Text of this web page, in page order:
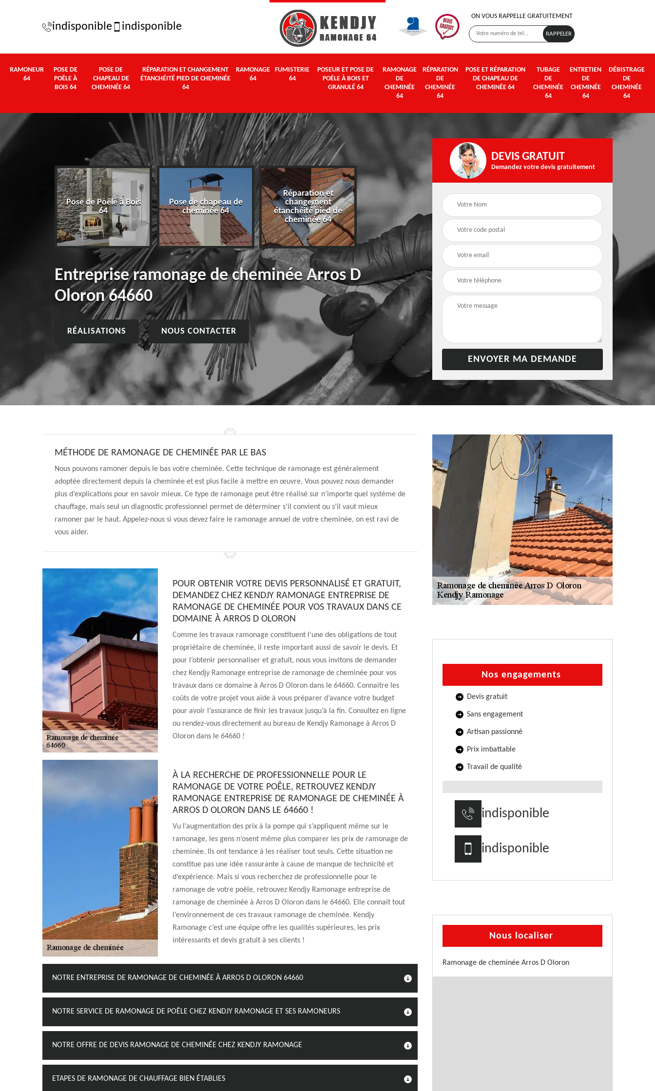
indisponible indisponible
ON VOUS RAPPELLE GRATUITEMENT
RAMONEUR
64
POSE DE
POÊLE À
BOIS 64
POSE DE
CHAPEAU DE
CHEMINÉE 64
RÉPARATION ET CHANGEMENT
ÉTANCHÉITÉ PIED DE CHEMINÉE
64
RAMONAGE
64
FUMISTERIE
64
POSEUR ET POSE DE
POÊLE À BOIS ET
GRANULÉ 64
RAMONAGE
DE
CHEMINÉE
64
RÉPARATION
DE
CHEMINÉE
64
POSE ET RÉPARATION
DE CHAPEAU DE
CHEMINÉE 64
TUBAGE
DE
CHEMINÉE
64
ENTRETIEN
DE
CHEMINÉE
64
DÉBISTRAGE
DE
CHEMINÉE
64
Pose de Poêle à Bois
64
Pose de chapeau de
cheminée 64
Réparation et
changement
étanchéité pied de
cheminée 64
Ramonage 64
Poseur et pose de
poêle à bois et
Entreprise ramonage de cheminée Arros D
Oloron 64660
RÉALISATIONS NOUS CONTACTER
DEVIS GRATUIT
Demandez votre devis gratuitement
MÉTHODE DE RAMONAGE DE CHEMINÉE PAR LE BAS
Nous pouvons ramoner depuis le bas votre cheminée. Cette technique de ramonage est généralement
adoptée directement depuis la cheminée et est plus facile à mettre en œuvre. Vous pouvez nous demander
plus d’explications pour en savoir mieux. Ce type de ramonage peut être réalisé sur n’importe quel système de
chauffage, mais seul un diagnostic professionnel permet de déterminer s’il convient ou s’il vaut mieux
ramoner par le haut. Appelez-nous si vous devez faire le ramonage annuel de votre cheminée, on est ravi de
vous aider.
POUR OBTENIR VOTRE DEVIS PERSONNALISÉ ET GRATUIT,
DEMANDEZ CHEZ KENDJY RAMONAGE ENTREPRISE DE
RAMONAGE DE CHEMINÉE POUR VOS TRAVAUX DANS CE
DOMAINE À ARROS D OLORON
Comme les travaux ramonage constituent l’une des obligations de tout
propriétaire de cheminée, il reste important aussi de savoir le devis. Et
pour l’obtenir personnaliser et gratuit, nous vous invitons de demander
chez Kendjy Ramonage entreprise de ramonage de cheminée pour vos
travaux dans ce domaine à Arros D Oloron dans le 64660. Connaitre les
coûts de votre projet vous aide à vous préparer d’avance votre budget
pour avoir l’assurance de finir les travaux jusqu’à la fin. Consultez en ligne
ou rendez-vous directement au bureau de Kendjy Ramonage à Arros D
Oloron dans le 64660 !
À LA RECHERCHE DE PROFESSIONNELLE POUR LE
RAMONAGE DE VOTRE POÊLE, RETROUVEZ KENDJY
RAMONAGE ENTREPRISE DE RAMONAGE DE CHEMINÉE À
ARROS D OLORON DANS LE 64660 !
Vu l’augmentation des prix à la pompe qui s’appliquent même sur le
ramonage, les gens n’osent même plus comparer les prix de ramonage de
cheminée. Ils ont tendance à les réaliser tout seuls. Cette situation ne
constitue pas une idée rassurante à cause de manque de technicité et
d’expérience. Mais si vous recherchez de professionnelle pour le
ramonage de votre poêle, retrouvez Kendjy Ramonage entreprise de
ramonage de cheminée à Arros D Oloron dans le 64660. Elle connait tout
l’environnement de ces travaux ramonage de cheminée. Kendjy
Ramonage c’est une équipe offre les qualités supérieures, les prix
intéressants et devis gratuit à ses clients !
NOTRE ENTREPRISE DE RAMONAGE DE CHEMINÉE À ARROS D OLORON 64660
NOTRE SERVICE DE RAMONAGE DE POÊLE CHEZ KENDJY RAMONAGE ET SES RAMONEURS
NOTRE OFFRE DE DEVIS RAMONAGE DE CHEMINÉE CHEZ KENDJY RAMONAGE
ETAPES DE RAMONAGE DE CHAUFFAGE BIEN ÉTABLIES
Nos engagements
Devis gratuit
Sans engagement
Artisan passionné
Prix imbattable
Travail de qualité
indisponible
indisponible
Nous localiser
Ramonage de cheminée Arros D Oloron